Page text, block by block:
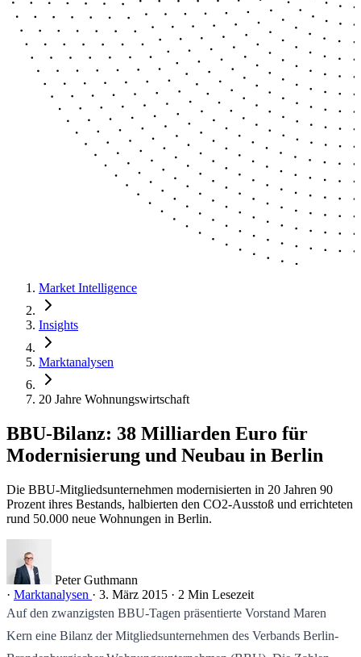
Market Intelligence
Insights
Marktanalysen
20 Jahre Wohnungswirtschaft
BBU-Bilanz: 38 Milliarden Euro für
Modernisierung und Neubau in Berlin
Die BBU-Mitgliedsunternehmen modernisierten in 20 Jahren 90
Prozent ihres Bestands, halbierten den CO2-Ausstoß und errichteten
rund 50.000 neue Wohnungen in Berlin.
Peter Guthmann
· Marktanalysen · 3. März 2015 · 2 Min Lesezeit
Auf den zwanzigsten BBU-Tagen präsentierte Vorstand Maren
Kern eine Bilanz der Mitgliedsunternehmen des Verbands Berlin-